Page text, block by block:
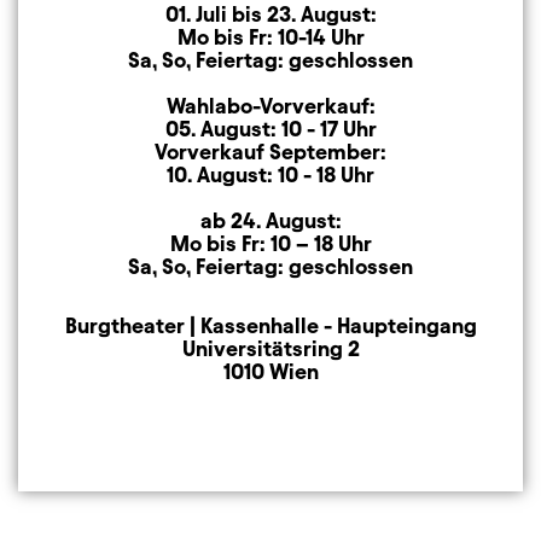
01. Juli bis 23. August:
Mo bis Fr: 10-14 Uhr
Sa, So, Feiertag: geschlossen
Wahlabo-Vorverkauf:
05. August: 10 - 17 Uhr
Vorverkauf September:
10. August: 10 - 18 Uhr
ab 24. August:
Mo bis Fr: 10 – 18 Uhr
Sa, So, Feiertag: geschlossen
Anschrift
Burgtheater | Kassenhalle - Haupteingang
Universitätsring 2
1010 Wien